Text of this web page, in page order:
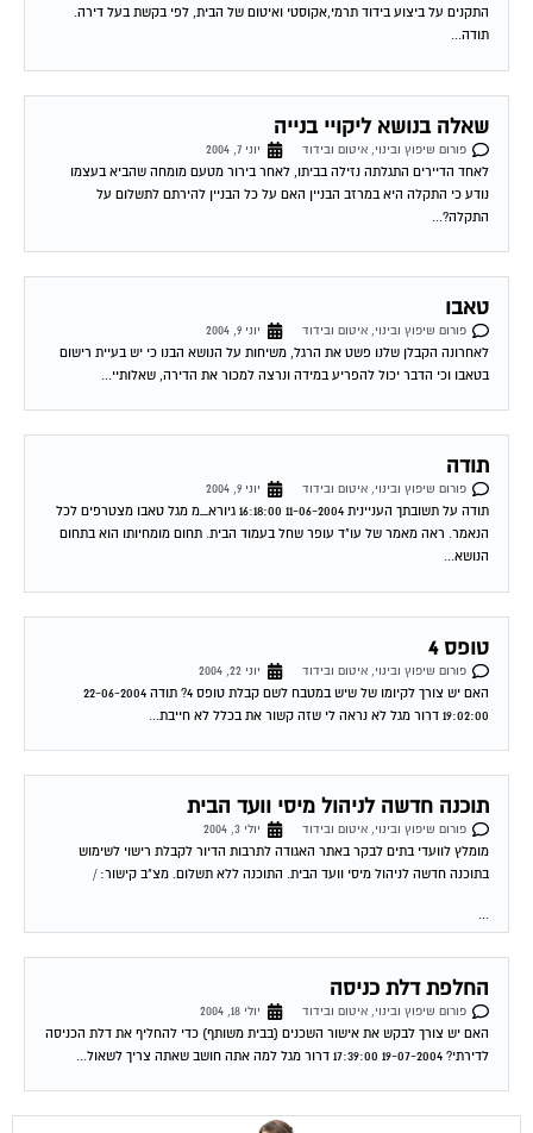
תודה...
שאלה בנושא ליקויי בנייה
פורום שיפוץ ובינוי, איטום ובידוד
לאחד הדיירים התגלתה נזילה בביתו, לאחר בירור מטעם מומחה שהביא בעצמו
נודע כי התקלה היא במרזב הבניין האם על כל הבניין להירתם לתשלום על
התקלה?...
טאבו
פורום שיפוץ ובינוי, איטום ובידוד
לאחרונה הקבלן שלנו פשט את הרגל, משיחות על הנושא הבנו כי יש בעיית רישום
בטאבו וכי הדבר יכול להפריע במידה ונרצה למכור את הדירה, שאלותיי...
תודה
פורום שיפוץ ובינוי, איטום ובידוד
תודה על תשובתך העניינית 11-06-2004 16:18:00 גיורא_מ מגל טאבו מצטרפים לכל
הנאמר. ראה מאמר של עו"ד עופר שחל בעמוד הבית. תחום מומחיותו הוא בתחום
הנושא...
טופס 4
פורום שיפוץ ובינוי, איטום ובידוד
19:02:00 דרור מגל לא נראה לי שזה קשור את בכלל לא חייבת...
תוכנה חדשה לניהול מיסי וועד הבית
פורום שיפוץ ובינוי, איטום ובידוד
יולי 3, 2004
מומלץ לוועדי בתים לבקר באתר האגודה לתרבות הדיור לקבלת רישוי לשימוש
בתוכנה חדשה לניהול מיסי וועד הבית. התוכנה ללא תשלום. מצ"ב קישור: /
החלפת דלת כניסה
פורום שיפוץ ובינוי, איטום ובידוד
האם יש צורך לבקש את אישור השכנים (בבית משותף) כדי להחליף את דלת הכניסה
לדירתי? 19-07-2004 17:39:00 דרור מגל למה אתה חושב שאתה צריך לשאול...